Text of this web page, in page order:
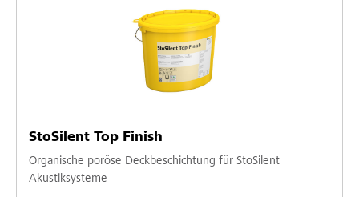
StoSilent Top Finish
Organische poröse Deckbeschichtung für StoSilent
Akustiksysteme